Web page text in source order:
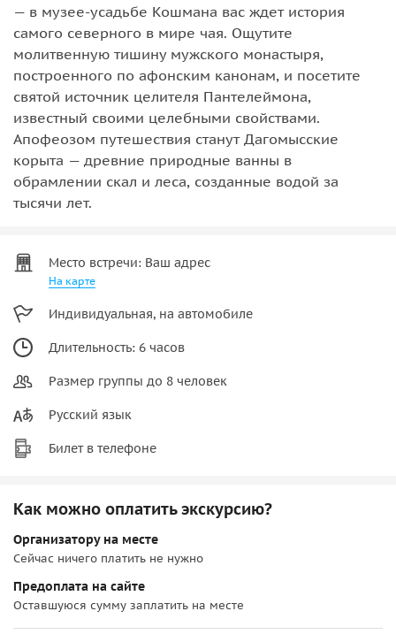
— в музее-усадьбе Кошмана вас ждет история
самого северного в мире чая. Ощутите
молитвенную тишину мужского монастыря,
построенного по афонским канонам, и посетите
святой источник целителя Пантелеймона,
известный своими целебными свойствами.
Апофеозом путешествия станут Дагомысские
корыта — древние природные ванны в
обрамлении скал и леса, созданные водой за
тысячи лет.
Место встречи: Ваш адрес
На карте
Индивидуальная, на автомобиле
Длительность: 6 часов
Размер группы до 8 человек
Русский язык
Билет в телефоне
Как можно оплатить экскурсию?
Организатору на месте
Сейчас ничего платить не нужно
Предоплата на сайте
Оставшуюся сумму заплатить на месте